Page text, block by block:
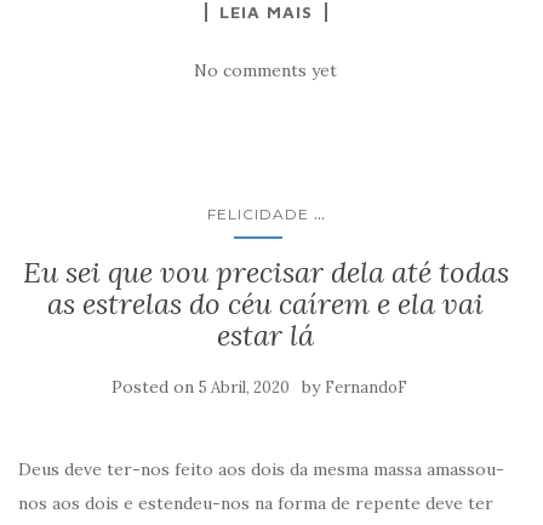
LEIA MAIS
No comments yet
FELICIDADE ...
Eu sei que vou precisar dela até todas
as estrelas do céu caírem e ela vai
estar lá
Posted on 5 Abril, 2020 by FernandoF
Deus deve ter-nos feito aos dois da mesma massa amassou-
nos aos dois e estendeu-nos na forma de repente deve ter